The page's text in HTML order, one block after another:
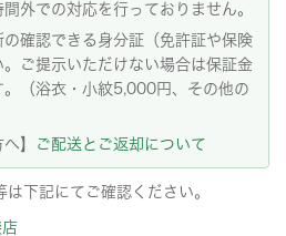
外での対応を行っておりません。
確認できる身分証（免許証や保険
ご提示いただけない場合は保証金
（浴衣・小紋5,000円、その他の
】
ご配送とご返却について
下記にてご確認ください。